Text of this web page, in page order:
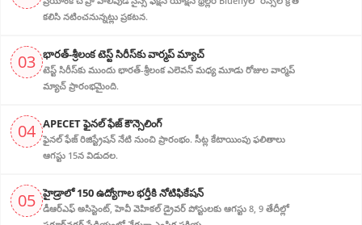
కలిసి నటించనున్నట్లు ప్రకటన.
03 భారత్-శ్రీలంక టెస్ట్ సిరీస్‌కు వార్మప్ మ్యాచ్
టెస్ట్ సిరీస్‌కు ముందు భారత్-శ్రీలంక ఎలెవన్ మధ్య మూడు రోజుల వార్మప్
మ్యాచ్ ప్రారంభమైంది.
04 APECET ఫైనల్ ఫేజ్ కౌన్సెలింగ్
ఫైనల్ ఫేజ్ రిజిస్ట్రేషన్ నేటి నుంచి ప్రారంభం. సీట్ల కేటాయింపు ఫలితాలు
ఆగస్టు 15న విడుదల.
05 హైడ్రాలో 150 ఉద్యోగాల భర్తీకి నోటిఫికేషన్
డీఆర్‌ఎఫ్ అసిస్టెంట్, హెవీ వెహికల్ డ్రైవర్ పోస్టులకు ఆగస్టు 8, 9 తేదీల్లో